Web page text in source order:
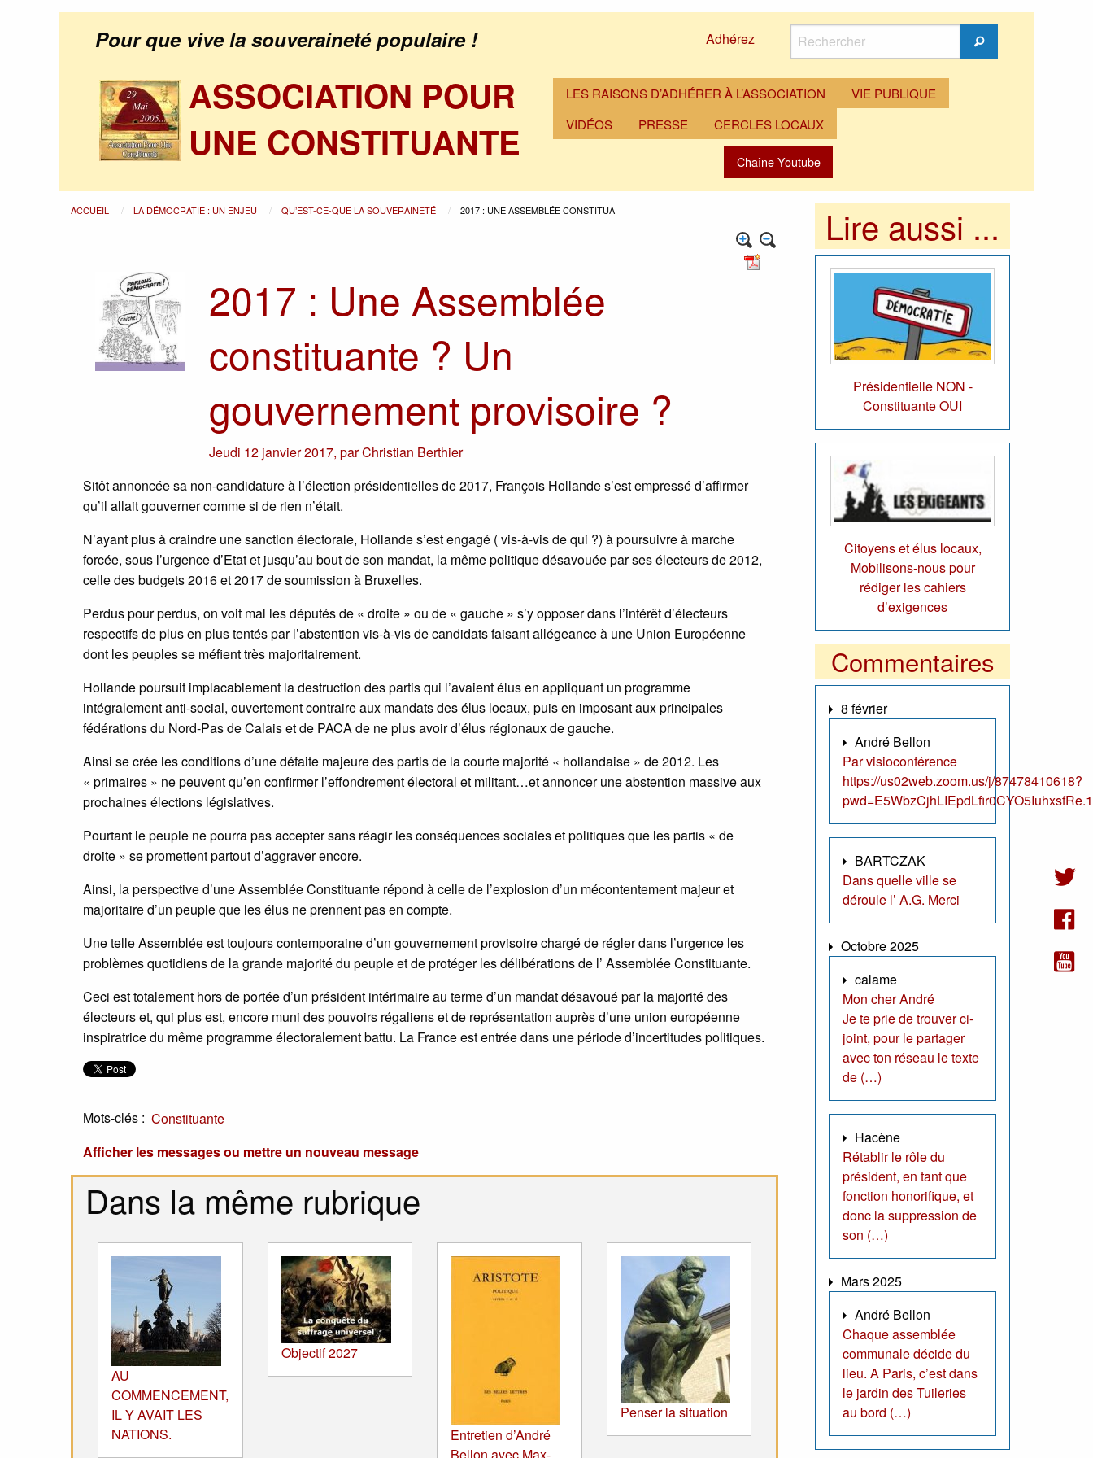
Pour que vive la souveraineté populaire ! Adhérez
Rechercher
Rechercher
ASSOCIATION POUR
UNE CONSTITUANTE
LES RAISONS D’ADHÉRER À L’ASSOCIATION
VIE PUBLIQUE
VIDÉOS
PRESSE CERCLES LOCAUX
Chaîne Youtube
ACCUEIL LA DÉMOCRATIE : UN ENJEU QU’EST-CE-QUE LA SOUVERAINETÉ 2017 : UNE ASSEMBLÉE CONSTITUA
2017 : Une Assemblée
constituante ? Un
gouvernement provisoire ?
Jeudi 12 janvier 2017,parChristian Berthier
Sitôt annoncée sa non-candidature à l’élection présidentielles de 2017, François Hollande s’est empressé d’affirmer
qu’il allait gouverner comme si de rien n’était.
N’ayant plus à craindre une sanction électorale, Hollande s’est engagé ( vis-à-vis de qui ?) à poursuivre à marche
forcée, sous l’urgence d’Etat et jusqu’au bout de son mandat, la même politique désavouée par ses électeurs de 2012,
celle des budgets 2016 et 2017 de soumission à Bruxelles.
Perdus pour perdus, on voit mal les députés de « droite » ou de « gauche » s’y opposer dans l’intérêt d’électeurs
respectifs de plus en plus tentés par l’abstention vis-à-vis de candidats faisant allégeance à une Union Européenne
dont les peuples se méfient très majoritairement.
Hollande poursuit implacablement la destruction des partis qui l’avaient élus en appliquant un programme
intégralement anti-social, ouvertement contraire aux mandats des élus locaux, puis en imposant aux principales
fédérations du Nord-Pas de Calais et de PACA de ne plus avoir d’élus régionaux de gauche.
Ainsi se crée les conditions d’une défaite majeure des partis de la courte majorité « hollandaise » de 2012. Les
« primaires » ne peuvent qu’en confirmer l’effondrement électoral et militant…et annoncer une abstention massive aux
prochaines élections législatives.
Pourtant le peuple ne pourra pas accepter sans réagir les conséquences sociales et politiques que les partis « de
droite » se promettent partout d’aggraver encore.
Ainsi, la perspective d’une Assemblée Constituante répond à celle de l’explosion d’un mécontentement majeur et
majoritaire d’un peuple que les élus ne prennent pas en compte.
Une telle Assemblée est toujours contemporaine d’un gouvernement provisoire chargé de régler dans l’urgence les
problèmes quotidiens de la grande majorité du peuple et de protéger les délibérations de l’ Assemblée Constituante.
Ceci est totalement hors de portée d’un président intérimaire au terme d’un mandat désavoué par la majorité des
électeurs et, qui plus est, encore muni des pouvoirs régaliens et de représentation auprès d’une union européenne
inspiratrice du même programme électoralement battu. La France est entrée dans une période d’incertitudes politiques.
Mots-clés : Constituante
Afficher les messages ou mettre un nouveau message
Dans la même rubrique
AU
COMMENCEMENT,
IL Y AVAIT LES
NATIONS.
Objectif 2027
Entretien d’André
Bellon avec Max-
Penser la situation
Lire aussi ...
Présidentielle NON -
Constituante OUI
Citoyens et élus locaux,
Mobilisons-nous pour
rédiger les cahiers
d’exigences
Commentaires
8 février
André Bellon
Par visioconférence
https://us02web.zoom.us/j/87478410618?
BARTCZAK
Dans quelle ville se
déroule l’ A.G. Merci
Octobre 2025
calame
Mon cher André
Je te prie de trouver ci-
joint, pour le partager
avec ton réseau le texte
de (…)
Hacène
Rétablir le rôle du
président, en tant que
fonction honorifique, et
donc la suppression de
son (…)
Mars 2025
André Bellon
Chaque assemblée
communale décide du
lieu. A Paris, c’est dans
le jardin des Tuileries
au bord (…)